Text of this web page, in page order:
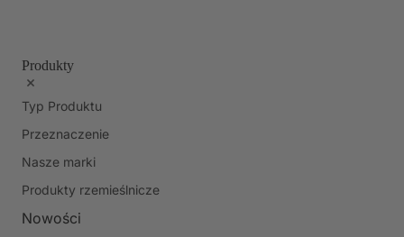
Produkty
Typ Produktu
Przeznaczenie
Nasze marki
Produkty rzemieślnicze
Nowości